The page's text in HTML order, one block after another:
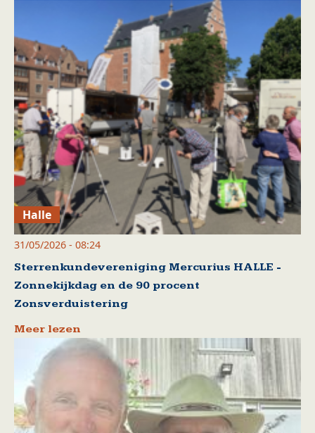
Halle
31/05/2026 - 08:24
Sterrenkundevereniging Mercurius HALLE -
Zonnekijkdag en de 90 procent
Zonsverduistering
Meer lezen